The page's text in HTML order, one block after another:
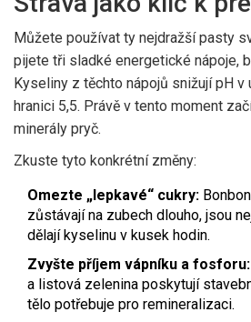
Můžete používat ty nejdražší pasty
pijete tři sladké energetické nápoje,
Kyseliny z těchto nápojů snižují pH
hranici 5,5. Právě v tento moment
minerály pryč.
Zkuste tyto konkrétní změny:
Omezte „lepkavé“ cukry:
zůstávají na zubech dlouho, jsou
dělají kyselinu v kusek hodin.
Zvyšte příjem vápníku a fosforu:
a listová zelenina poskytují
tělo potřebuje pro remineralizaci.